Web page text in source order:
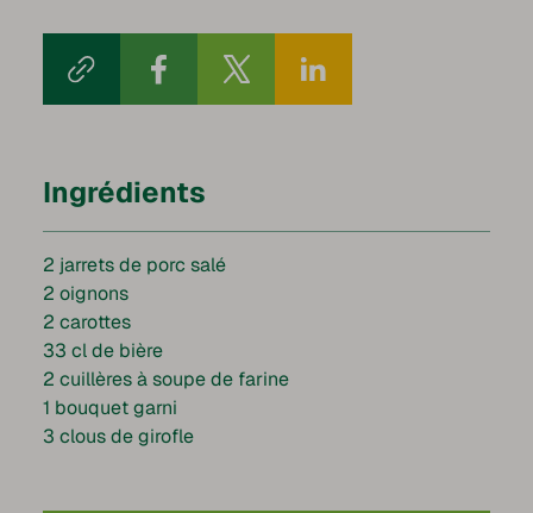
Ingrédients
2 jarrets de porc salé
2 oignons
2 carottes
33 cl de bière
2 cuillères à soupe de farine
1 bouquet garni
3 clous de girofle